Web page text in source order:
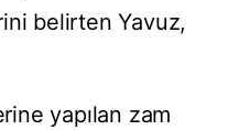
belirten Yavuz,
yapılan zam